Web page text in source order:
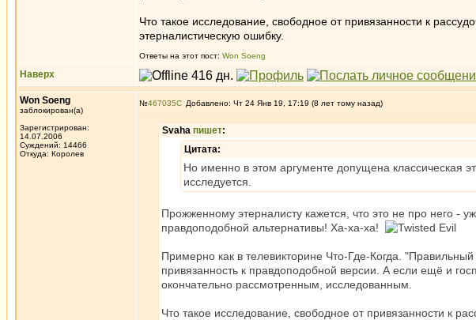
Что такое исследование, свободное от привязанности к
этерналистическую ошибку.
Ответы на этот пост: Won Soeng
Наверх
Won Soeng
заблокирован(а)
Зарегистрирован:
14.07.2006
Суждений: 14466
Откуда: Королев
№467035 Добавлено: Чт 24 Янв 19, 17:19 (8 лет тому назад)
Svaha пишет:
Цитата:
Но именно в этом аргументе допущена классическая
исследуется.
Прожженному этерналисту кажется, что это не про него -
правдоподобной альтернативы! Ха-ха-ха!
Примерно как в телевикторине Что-Где-Когда.
привязанность к правдоподобной версии. А если ещё и
окончательно рассмотренным, исследованным.
Что такое исследование, свободное от привязанности к